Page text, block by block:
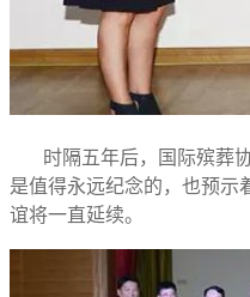
时隔五年后，国际殡葬
是值得永远纪念的，也预示
谊将一直延续。